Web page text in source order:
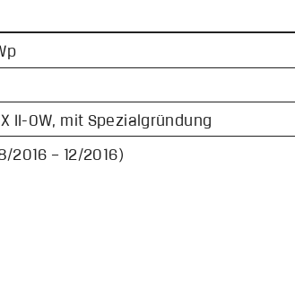
II-OW, mit Spezialgründung
– 12/2016)